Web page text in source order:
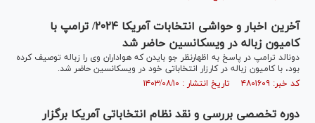
آخرین اخبار و حواشی انتخابات آمریکا ۲۰۲۴/ ترامپ با
کامیون زباله در ویسکانسین حاضر شد
دونالد ترامپ در پاسخ به اظهارنظر جو بایدن که هواداران وی را زباله توصیف کرده
بود، با کامیون زباله در کارزار انتخاباتی خود در ویسکانسین حاضر شد.
کد خبر: ۴۸۰۱۶۰۹ تاریخ انتشار : ۱۴۰۳/۰۸/۱۰
دوره تخصصی بررسی و نقد نظام انتخاباتی آمریکا برگزار